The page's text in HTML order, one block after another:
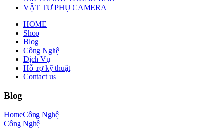
VẬT TƯ PHỤ CAMERA
HOME
Shop
Blog
Công Nghệ
Dịch Vụ
Hỗ trợ kỹ thuật
Contact us
Blog
HomeCông Nghệ
Công Nghệ